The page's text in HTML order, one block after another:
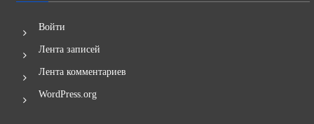
Войти
Лента записей
Лента комментариев
WordPress.org